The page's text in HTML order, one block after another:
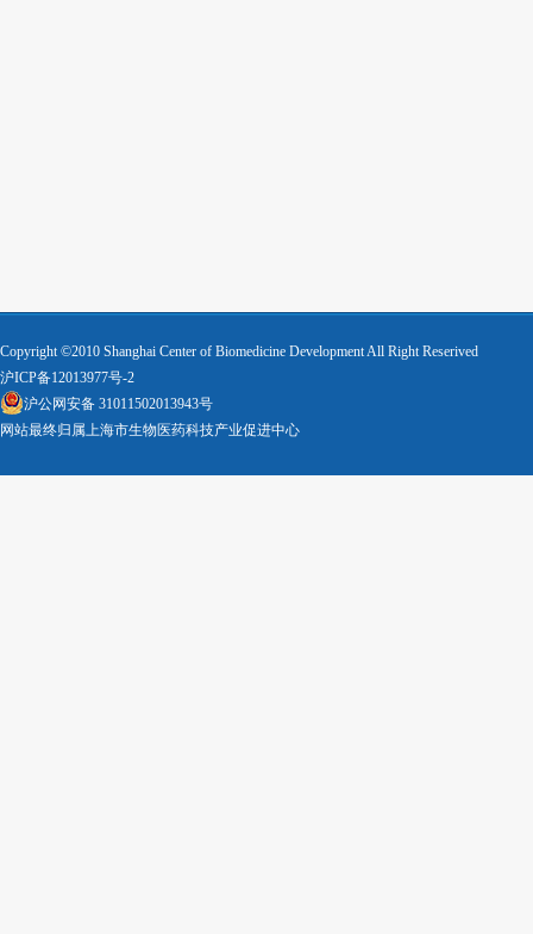
Copyright ©2010 Shanghai Center of Biomedicine Development All Right Reserived
沪ICP备12013977号-2
沪公网安备 31011502013943号
网站最终归属上海市生物医药科技产业促进中心